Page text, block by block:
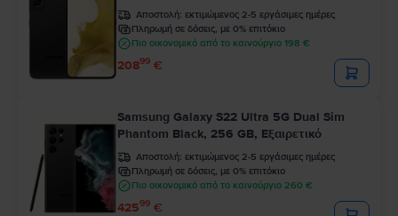
Αποστολή: εκτιμώμενος 2-5 εργάσιμες ημέρες
Πληρωμή σε δόσεις, με 0% επιτόκιο
Πιο οικονομικό από το καινούργιο 198 €
20899 €
Samsung Galaxy S22 Ultra 5G Dual Sim
Phantom Black, 256 GB, Εξαιρετικό
Αποστολή: εκτιμώμενος 2-5 εργάσιμες ημέρες
Πληρωμή σε δόσεις, με 0% επιτόκιο
Πιο οικονομικό από το καινούργιο 260 €
42599 €